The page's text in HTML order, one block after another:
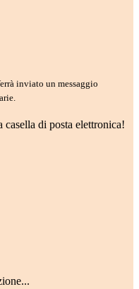
inviato un messaggio
di posta elettronica!